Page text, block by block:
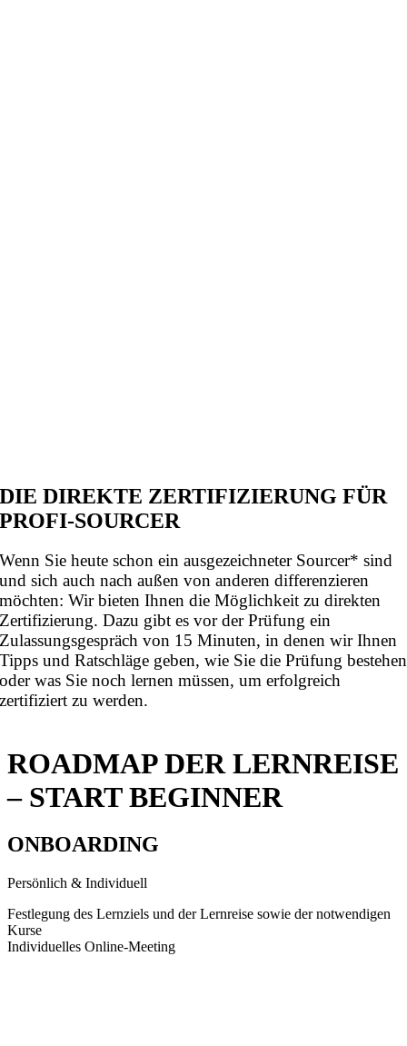
DIE DIREKTE ZERTIFIZIERUNG FÜR
PROFI-SOURCER
Wenn Sie heute schon ein ausgezeichneter Sourcer* sind
und sich auch nach außen von anderen differenzieren
möchten: Wir bieten Ihnen die Möglichkeit zu direkten
Zertifizierung. Dazu gibt es vor der Prüfung ein
Zulassungsgespräch von 15 Minuten, in denen wir Ihnen
Tipps und Ratschläge geben, wie Sie die Prüfung bestehen
oder was Sie noch lernen müssen, um erfolgreich
zertifiziert zu werden.
ROADMAP DER LERNREISE
– START BEGINNER
ONBOARDING
Persönlich & Individuell
Festlegung des Lernziels und der Lernreise sowie der notwendigen
Kurse
Individuelles Online-Meeting